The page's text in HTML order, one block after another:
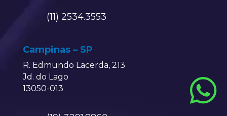
(11) 2534.3553
Campinas – SP
R. Edmundo Lacerda, 213
Jd. do Lago
13050-013
